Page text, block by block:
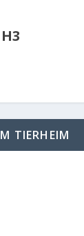
TIERHEIM